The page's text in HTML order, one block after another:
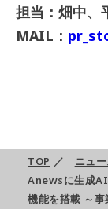
担当：畑中、
MAIL：
TOP ／ ニュ
Anewsに生成AI
機能を搭載 ～